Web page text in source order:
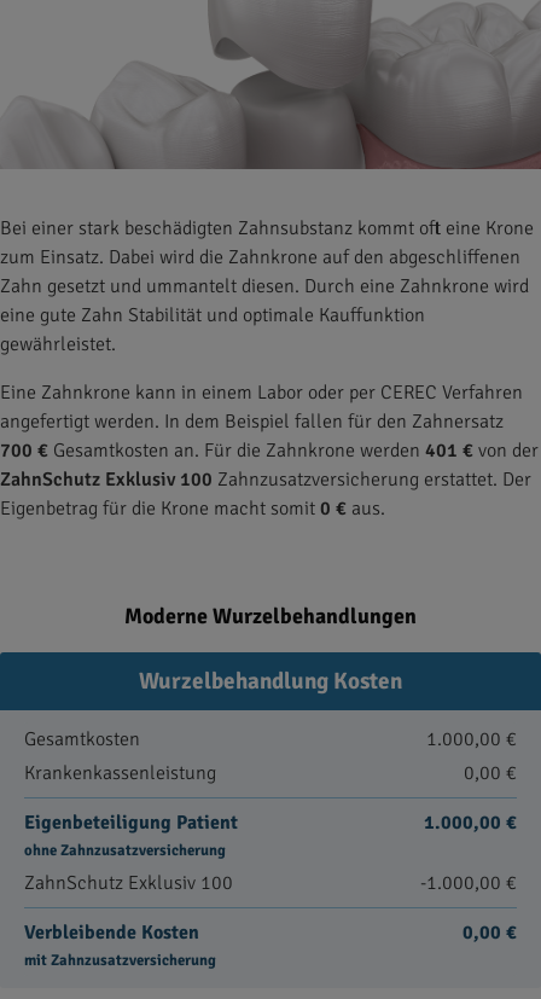
Bei einer stark beschädigten Zahnsubstanz kommt oft eine Krone
zum Einsatz. Dabei wird die Zahnkrone auf den abgeschliffenen
Zahn gesetzt und ummantelt diesen. Durch eine Zahnkrone wird
eine gute Zahn Stabilität und optimale Kauffunktion
gewährleistet.
Eine Zahnkrone kann in einem Labor oder per CEREC Verfahren
angefertigt werden. In dem Beispiel fallen für den Zahnersatz
700 € Gesamtkosten an. Für die Zahnkrone werden 401 € von der
ZahnSchutz Exklusiv 100 Zahnzusatzversicherung erstattet. Der
Eigenbetrag für die Krone macht somit 0 € aus.
Moderne Wurzelbehandlungen
Wurzelbehandlung Kosten
Gesamtkosten
1.000,00 €
Krankenkassenleistung
0,00 €
Eigenbeteiligung Patient
ohne Zahnzusatzversicherung
1.000,00 €
ZahnSchutz Exklusiv 100 -1.000,00 €
Verbleibende Kosten
mit Zahnzusatzversicherung
0,00 €